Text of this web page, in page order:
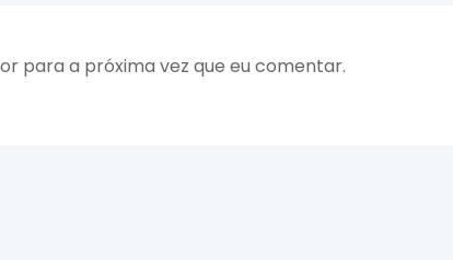
para a próxima vez que eu comentar.